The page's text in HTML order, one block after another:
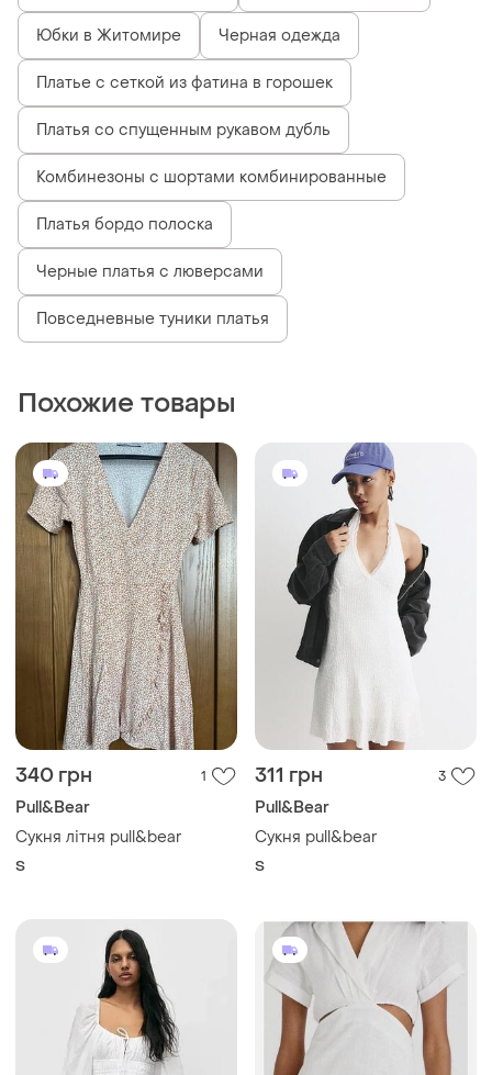
Юбки в Житомире Черная одежда
Платье с сеткой из фатина в горошек
Платья со спущенным рукавом дубль
Комбинезоны с шортами комбинированные
Платья бордо полоска
Черные платья с люверсами
Повседневные туники платья
Похожие товары
340 грн 1
Pull&Bear
Сукня літня pull&bear
S
311 грн 3
Pull&Bear
Сукня pull&bear
S